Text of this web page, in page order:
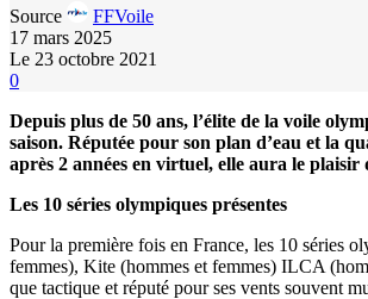
Source
FFVoile
17 mars 2025
Le 23 octobre 2021
0
Depuis plus de 50 ans, l’élite de la voile
saison. Réputée pour son plan d’eau et la
après 2 années en virtuel, elle aura le
Les 10 séries olympiques présentes
Pour la première fois en France, les 10 séries
femmes), Kite (hommes et femmes) ILCA
que tactique et réputé pour ses vents souvent